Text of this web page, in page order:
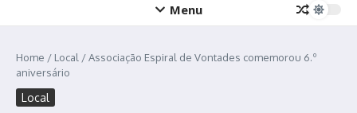
Menu
Home / Local /Associação Espiral de Vontades comemorou 6.º
aniversário
Local